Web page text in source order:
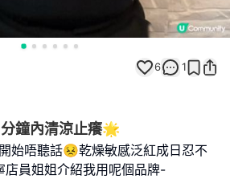
6 1
鐘內清涼止癢🌟
始唔聽話😣乾燥敏感泛紅成日忍不
員姐姐介紹我用呢個品牌-